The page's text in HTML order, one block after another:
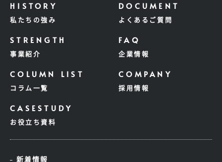
私たちの強み
事業紹介
コラム一覧
お役立ち資料
よくあるご質問
企業情報
採用情報
新着情報